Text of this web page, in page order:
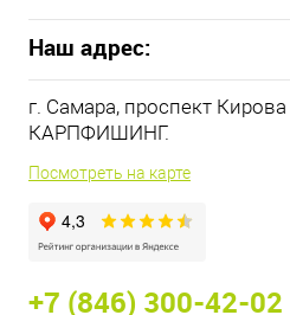
Наш адрес:
г. Самара, проспект
КАРПФИШИНГ.
Посмотреть на карте
+7 (846) 300-42-02